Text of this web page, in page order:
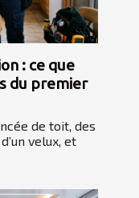
: ce que
du premier
de toit, des
velux, et